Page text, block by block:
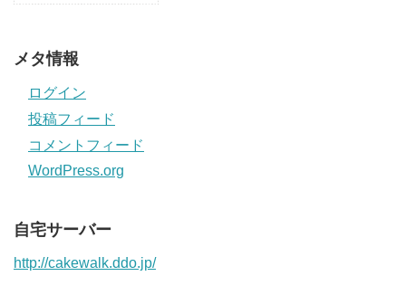
メタ情報
ログイン
投稿フィード
コメントフィード
WordPress.org
自宅サーバー
http://cakewalk.ddo.jp/